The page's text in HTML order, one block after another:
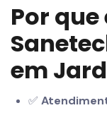
Por
em
✅